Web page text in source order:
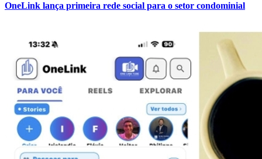
Fluminense
OneLink lança primeira rede social para o setor condominial